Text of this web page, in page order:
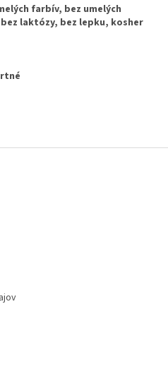
farbív, bez umelých
bez laktózy, bez lepku, kosher